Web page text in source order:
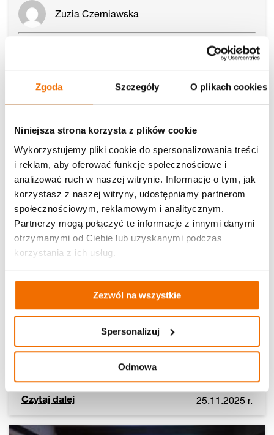
Zgoda Szczegóły O plikach cookies
Niniejsza strona korzysta z plików cookie
Wykorzystujemy pliki cookie do spersonalizowania treści
i reklam, aby oferować funkcje społecznościowe i
analizować ruch w naszej witrynie. Informacje o tym, jak
korzystasz z naszej witryny, udostępniamy partnerom
społecznościowym, reklamowym i analitycznym.
Partnerzy mogą połączyć te informacje z innymi danymi
otrzymanymi od Ciebie lub uzyskanymi podczas
korzystania z ich usług.
Zezwól na wszystkie
Spersonalizuj
Odmowa
Zuzia Czerniawska
Aktualności
Ośmiornice wyszły na ulice
Czytaj dalej 25.11.2025 r.